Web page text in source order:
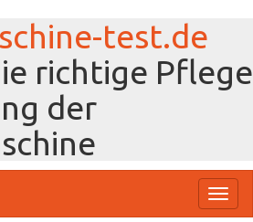
test.de
richtige Pflege
der